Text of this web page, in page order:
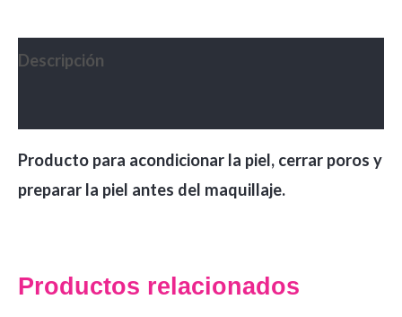
Dolce
Descripción
Producto para acondicionar la piel, cerrar poros y
preparar la piel antes del maquillaje.
Productos relacionados